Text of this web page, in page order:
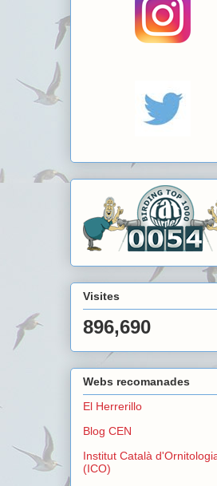
Visites
896,690
Webs recomanades
El Herrerillo
Blog CEN
Institut Català
(ICO)